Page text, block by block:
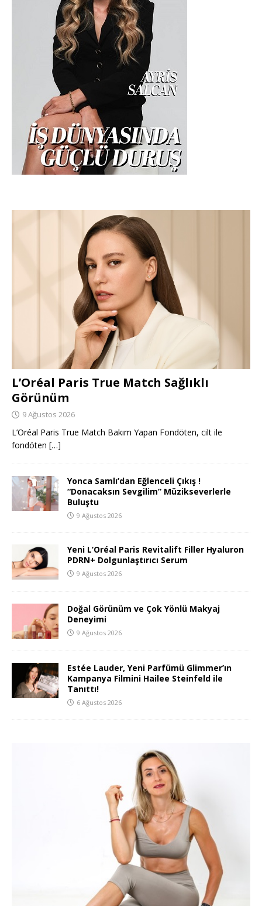
L’Oréal Paris True Match Sağlıklı
Görünüm
9 Ağustos 2026
L’Oréal Paris True Match Bakım Yapan Fondöten, cilt ile
fondöten […]
Yonca Samlı’dan Eğlenceli Çıkış !
“Donacaksın Sevgilim” Müzikseverlerle
Buluştu
9 Ağustos 2026
Yeni L’Oréal Paris Revitalift Filler Hyaluron
PDRN+ Dolgunlaştırıcı Serum
9 Ağustos 2026
Doğal Görünüm ve Çok Yönlü Makyaj
Deneyimi
9 Ağustos 2026
Estée Lauder, Yeni Parfümü Glimmer’ın
Kampanya Filmini Hailee Steinfeld ile
Tanıttı!
6 Ağustos 2026